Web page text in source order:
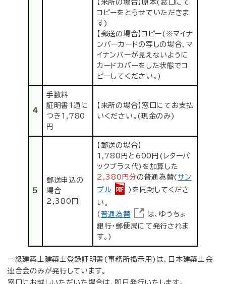
【来所の場合】原本(窓口にて
コピーをとらせていただきま
す)
【郵送の場合】コピー(※マイナ
ンバーカードの写しの場合、マ
イナンバーが見えないように
カードカバーをした状態でコ
ピーしてください。)
4
手数料
証明書1通に
つき1,780
円
【来所の場合】窓口にてお支払
いください。(現金のみ)
5
郵送申込の
場合
2,380円
【郵送の場合】
1,780円と600円(レターパ
ックプラス代)を加算した
2,380円分の普通為替(サン
プル
)を同封してくださ
い。
( 普通為替
は、ゆうちょ
銀行・郵便局にて発行されま
す。)
一級建築士建築士登録証明書(事務所掲示用)は、日本建築士会
連合会のみが発行しています。